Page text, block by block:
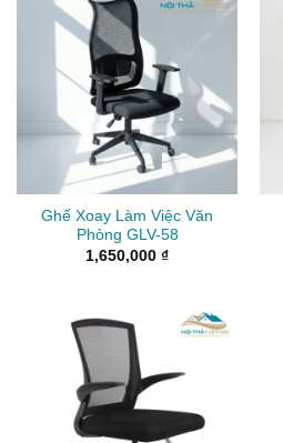
Ghế Xoay Làm Việc Văn
Phòng GLV-58
1,650,000 ₫